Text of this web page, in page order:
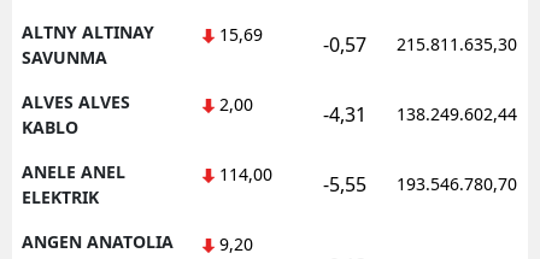
ALTNY ALTINAY
SAVUNMA
15,69 -0,57 215.811.635,30
ALVES ALVES
KABLO
2,00 -4,31 138.249.602,44
ANELE ANEL
ELEKTRIK
114,00 -5,55 193.546.780,70
ANGEN ANATOLIA
9,20